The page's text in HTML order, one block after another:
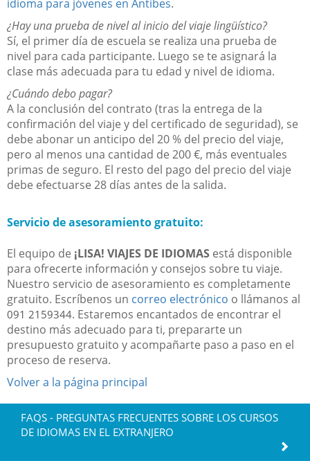
idioma para jóvenes en Antibes.
¿Hay una prueba de nivel al inicio del viaje lingüístico?
Sí, el primer día de escuela se realiza una prueba de
nivel para cada participante. Luego se te asignará la
clase más adecuada para tu edad y nivel de idioma.
¿Cuándo debo pagar?
A la conclusión del contrato (tras la entrega de la
confirmación del viaje y del certificado de seguridad), se
debe abonar un anticipo del 20 % del precio del viaje,
pero al menos una cantidad de 200 €, más eventuales
primas de seguro. El resto del pago del precio del viaje
debe efectuarse 28 días antes de la salida.
Servicio de asesoramiento gratuito:
El equipo de ¡LISA! VIAJES DE IDIOMAS está disponible
para ofrecerte información y consejos sobre tu viaje.
Nuestro servicio de asesoramiento es completamente
gratuito. Escríbenos un correo electrónico o llámanos al
091 2159344. Estaremos encantados de encontrar el
destino más adecuado para ti, prepararte un
presupuesto gratuito y acompañarte paso a paso en el
proceso de reserva.
Volver a la página principal
FAQS - PREGUNTAS FRECUENTES SOBRE LOS CURSOS
DE IDIOMAS EN EL EXTRANJERO